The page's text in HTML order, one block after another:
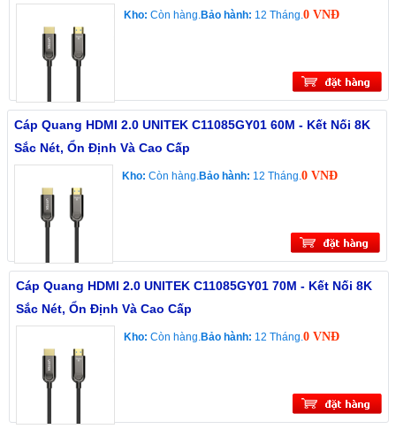
Kho: Còn hàng.Bảo hành: 12 Tháng.0 VNĐ
Cáp Quang HDMI 2.0 UNITEK C11085GY01 60M - Kết Nối 8K
Sắc Nét, Ổn Định Và Cao Cấp
Kho: Còn hàng.Bảo hành: 12 Tháng.0 VNĐ
Cáp Quang HDMI 2.0 UNITEK C11085GY01 70M - Kết Nối 8K
Sắc Nét, Ổn Định Và Cao Cấp
Kho: Còn hàng.Bảo hành: 12 Tháng.0 VNĐ